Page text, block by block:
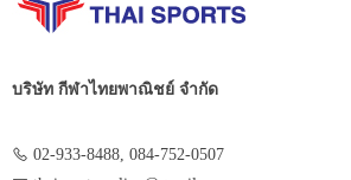
บริษัท กีฬาไทยพาณิชย์ จำกัด
02-933-8488, 084-752-0507